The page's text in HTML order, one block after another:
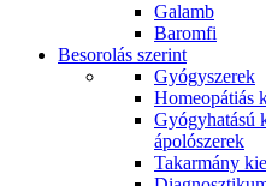
Galamb
Baromfi
Besorolás szerint
Gyógyszerek
Homeopátiás
Gyógyhatású
ápolószerek
Takarmány